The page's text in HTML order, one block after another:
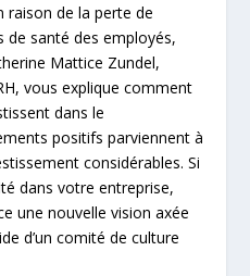
raison de la perte de
de santé des employés,
Mattice Zundel,
vous explique comment
dans le
positifs parviennent à
considérables. Si
dans votre entreprise,
une nouvelle vision axée
d’un comité de culture